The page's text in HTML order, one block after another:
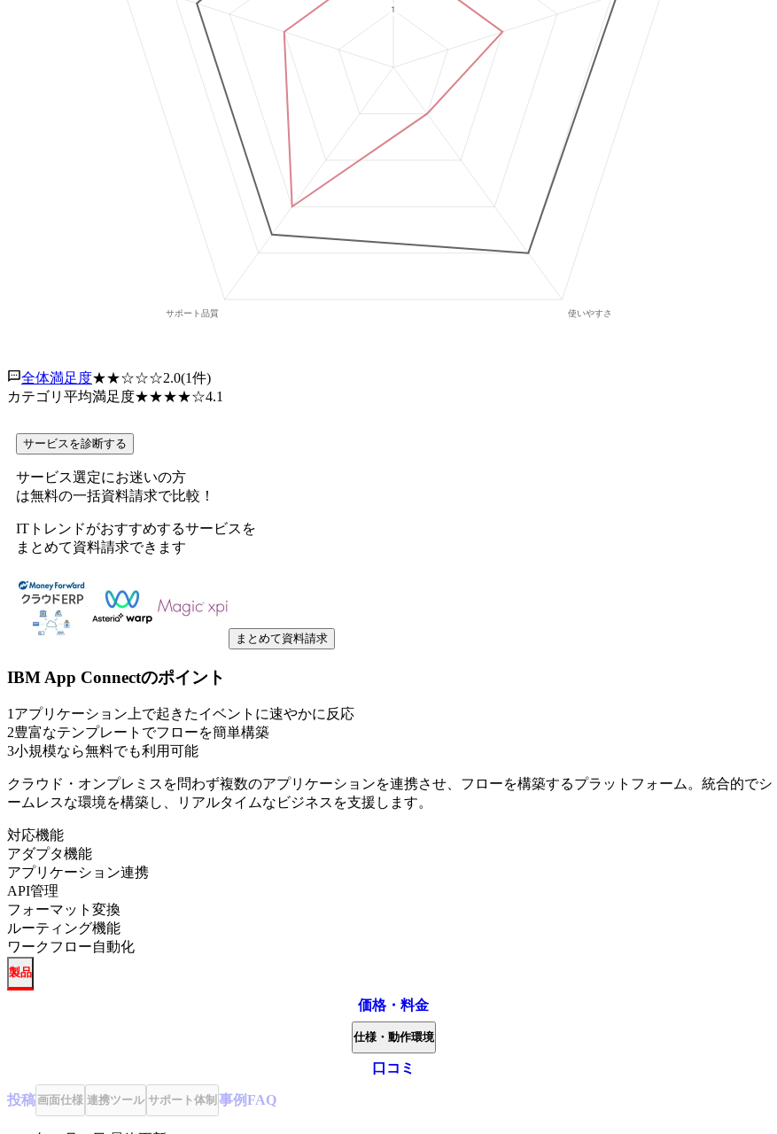
全体満足度★★☆☆☆2.0(1件)
カテゴリ平均満足度★★★★☆4.1
サービスを診断する
サービス選定にお迷いの方
は無料の一括資料請求で比較！
ITトレンドがおすすめするサービスを
まとめて資料請求できます
まとめて資料請求
IBM App Connectのポイント
1アプリケーション上で起きたイベントに速やかに反応
2豊富なテンプレートでフローを簡単構築
3小規模なら無料でも利用可能
クラウド・オンプレミスを問わず複数のアプリケーションを連携させ、フローを構築するプラットフォーム。統合的でシ
ームレスな環境を構築し、リアルタイムなビジネスを支援します。
対応機能
アダプタ機能
アプリケーション連携
API管理
フォーマット変換
ルーティング機能
ワークフロー自動化
製品
価格・料金
仕様・動作環境
口コミ
投稿画面仕様 連携ツール サポート体制 事例FAQ